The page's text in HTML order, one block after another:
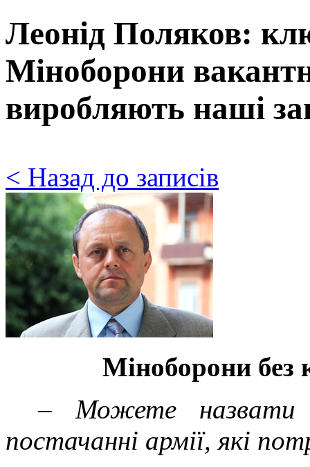
Леонід Поляков:
Міноборони
виробляють наші
< Назад до записів
Міноборони без
– Можете назвати
постачанні армії, які